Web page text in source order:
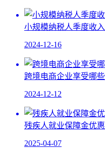
小规模纳税人季度收
2024-12-16
跨境电商企业享受哪
2024-12-12
残疾人就业保障金优
2025-04-07